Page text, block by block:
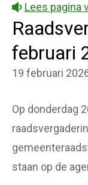
Lees pagina
februari
19 februari
Op donderdag
staan op de